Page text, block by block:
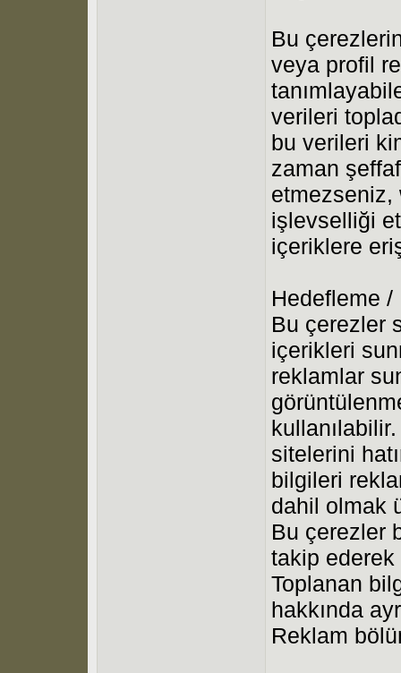
Bu
veya profil
verileri
bu verileri
zaman
etmezseniz,
işlevselliği
içeriklere
Hedefleme /
Bu çerezler
içerikleri
reklamlar
sitelerini
bilgileri
dahil olmak
Bu çerezler
takip ederek
Toplanan
hakkında
Reklam